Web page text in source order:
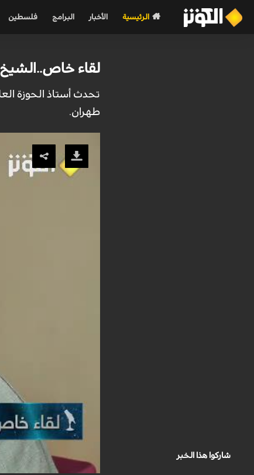
الرئيسية الأخبار البرامج فلسطين
شاركوا هذا الخبر
لقاء خاص..الشيخ
طهران.